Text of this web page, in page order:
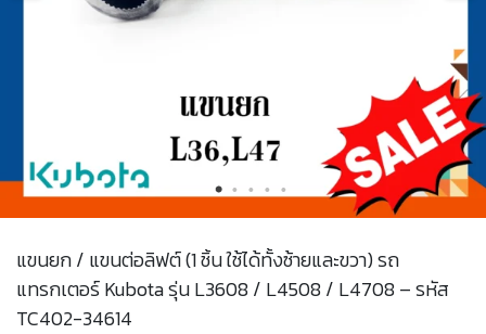
แขนยก / แขนต่อลิฟต์ (1 ชิ้น ใช้ได้ทั้งซ้ายและขวา) รถ
แทรกเตอร์ Kubota รุ่น L3608 / L4508 / L4708 – รหัส
TC402-34614